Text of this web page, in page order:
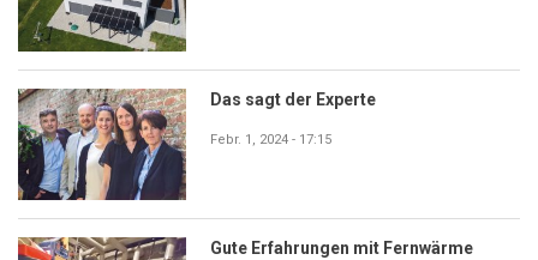
Das sagt der Experte
Febr. 1, 2024 - 17:15
Gute Erfahrungen mit Fernwärme